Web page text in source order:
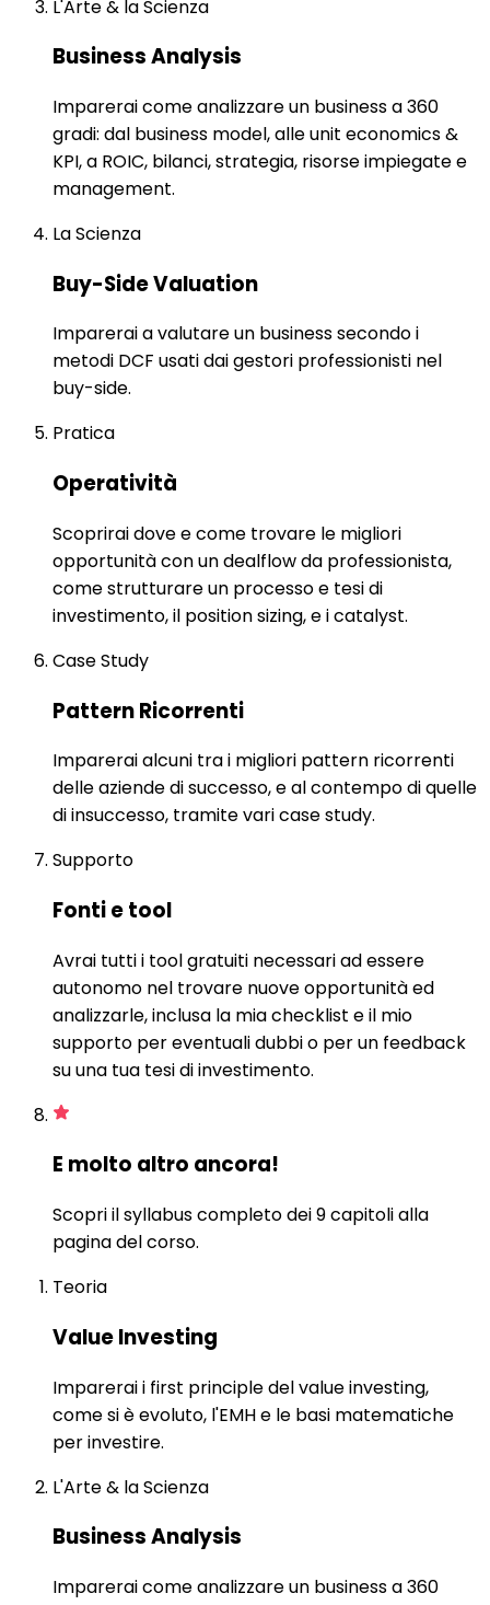
L'Arte & la Scienza
Business Analysis
Imparerai come analizzare un business a 360
gradi: dal business model, alle unit economics &
KPI, a ROIC, bilanci, strategia, risorse impiegate e
management.
La Scienza
Buy-Side Valuation
Imparerai a valutare un business secondo i
metodi DCF usati dai gestori professionisti nel
buy-side.
Pratica
Operatività
Scoprirai dove e come trovare le migliori
opportunità con un dealflow da professionista,
come strutturare un processo e tesi di
investimento, il position sizing, e i catalyst.
Case Study
Pattern Ricorrenti
Imparerai alcuni tra i migliori pattern ricorrenti
delle aziende di successo, e al contempo di quelle
di insuccesso, tramite vari case study.
Supporto
Fonti e tool
Avrai tutti i tool gratuiti necessari ad essere
autonomo nel trovare nuove opportunità ed
analizzarle, inclusa la mia checklist e il mio
supporto per eventuali dubbi o per un feedback
su una tua tesi di investimento.
E molto altro ancora!
Scopri il syllabus completo dei 9 capitoli alla
pagina del corso.
Teoria
Value Investing
Imparerai i first principle del value investing,
come si è evoluto, l'EMH e le basi matematiche
per investire.
L'Arte & la Scienza
Business Analysis
Imparerai come analizzare un business a 360